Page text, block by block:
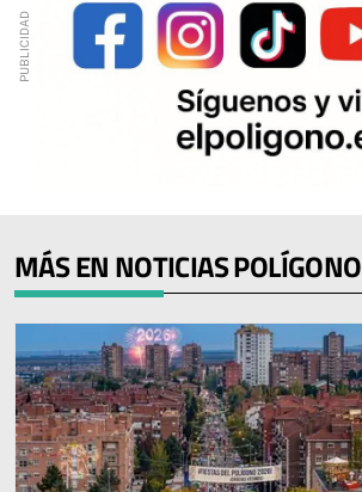
MÁS EN NOTICIAS POLÍGONO